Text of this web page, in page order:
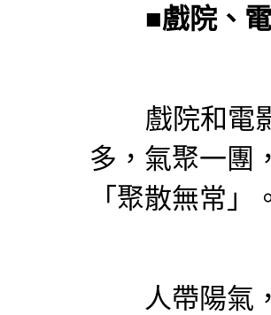
■戲院、
戲院和電影
多，氣聚一團
「聚散無常」
人帶陽氣，